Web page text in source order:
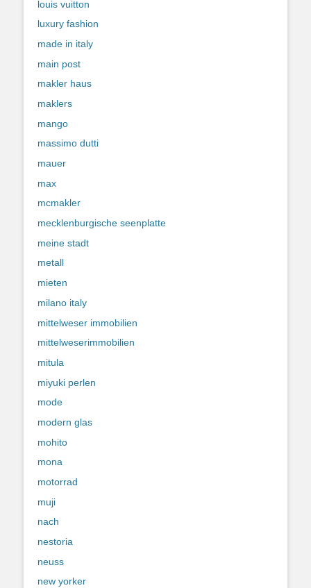
louis vuitton
luxury fashion
made in italy
main post
makler haus
maklers
mango
massimo dutti
mauer
max
mcmakler
mecklenburgische seenplatte
meine stadt
metall
mieten
milano italy
mittelweser immobilien
mittelweserimmobilien
mitula
miyuki perlen
mode
modern glas
mohito
mona
motorrad
muji
nach
nestoria
neuss
new yorker